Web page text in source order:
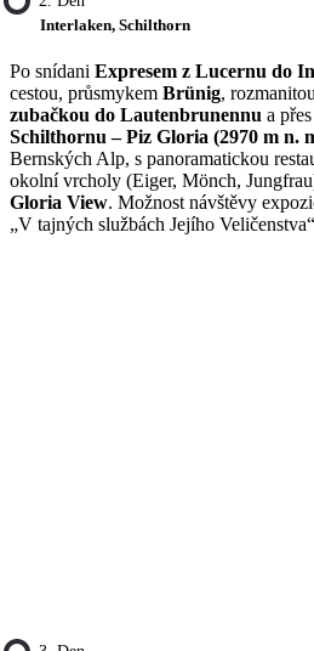
Interlaken, Schilthorn
Po snídani Expresem z Lucernu do
cestou, průsmykem Brünig,
zubačkou do Lautenbrunennu a přes
Schilthornu – Piz Gloria (2970 m n.
Bernských Alp, s panoramatickou
okolní vrcholy (Eiger, Mönch,
Gloria View. Možnost návštěvy
„V tajných službách Jejího